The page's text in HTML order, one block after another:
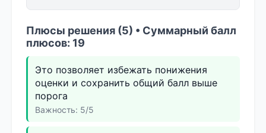
Плюсы решения (5) • Суммарный балл
плюсов: 19
Это позволяет избежать понижения
оценки и сохранить общий балл выше
порога
Важность: 5/5